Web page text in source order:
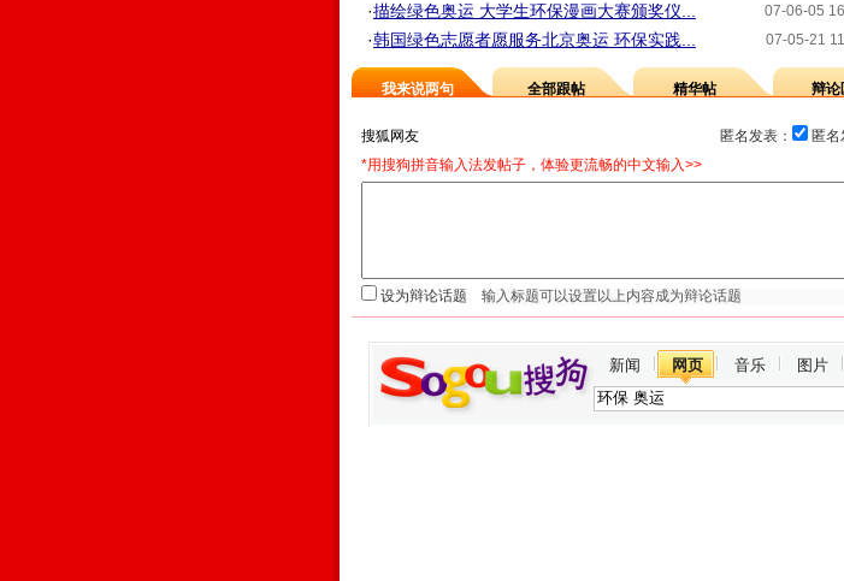
07-06-05
·描绘绿色奥运 大学生环保漫画大赛颁奖仪...
07-05-21
·韩国绿色志愿者愿服务北京奥运 环保实践...
我来说两句 全部跟帖 精华帖
辩论
匿名发表：
匿名
*用搜狗拼音输入法发帖子，体验更流畅的中文输入>>
设为辩论话题
新闻 网页 音乐 图片